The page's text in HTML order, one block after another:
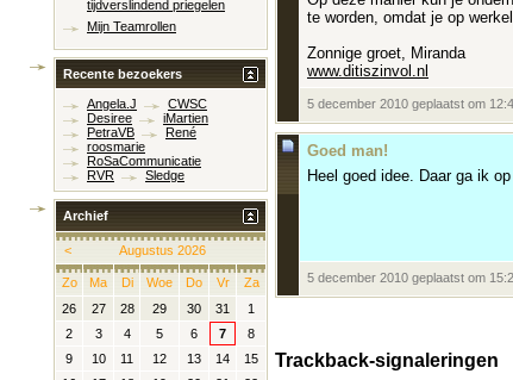
te worden, omdat je op
Zonnige groet, Miranda
www.ditiszinvol.nl
5 december 2010 geplaatst om
Goed man!
Heel goed idee. Daar ga ik
5 december 2010 geplaatst om
Trackback-signaleringen
tijdverslindend priegelen
Mijn Teamrollen
Recente bezoekers
Angela.J
CWSC
Desiree
iMartien
PetraVB
René
roosmarie
RoSaCommunicatie
RVR
Sledge
Archief
< Augustus 2026
Zo Ma Di Woe Do Vr
Za
26
27 28 29 30 31
1
2
3 4 5 6 7
8
9
10 11 12 13 14
15